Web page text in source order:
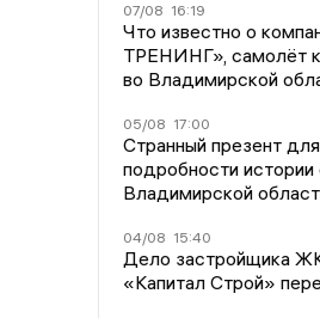
07/08 16:19
Что известно о
ТРЕНИНГ», самолёт
во Владимирской
05/08 17:00
Странный презент
подробности
Владимирской
04/08 15:40
Дело застройщика
«Капитал Строй»